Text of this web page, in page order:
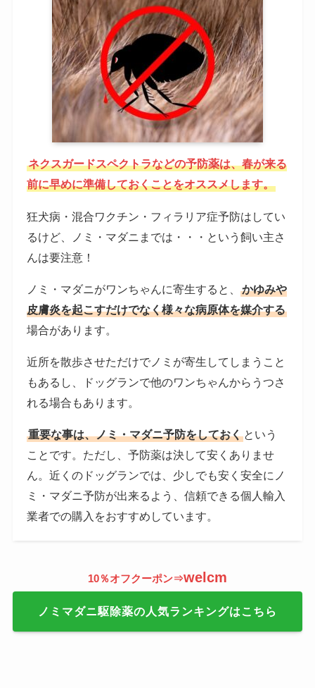
ネクスガードスペクトラなどの予防薬は、春が来る
前に早めに準備しておくことをオススメします。
狂犬病・混合ワクチン・フィラリア症予防はしてい
るけど、ノミ・マダニまでは・・・という飼い主さ
んは要注意！
ノミ・マダニがワンちゃんに寄生すると、かゆみや
皮膚炎を起こすだけでなく様々な病原体を媒介する
場合があります。
近所を散歩させただけでノミが寄生してしまうこと
もあるし、ドッグランで他のワンちゃんからうつさ
れる場合もあります。
重要な事は、ノミ・マダニ予防をしておく という
ことです。ただし、予防薬は決して安くありませ
ん。近くのドッグランでは、少しでも安く安全にノ
ミ・マダニ予防が出来るよう、信頼できる個人輸入
業者での購入をおすすめしています。
10％オフクーポン⇒welcm
ノミマダニ駆除薬の人気ランキングはこちら